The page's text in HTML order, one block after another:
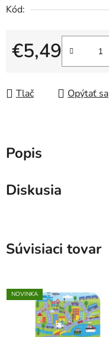
Kód:
€5,49
Jednotková cena:
Tlač Opýtať sa
Popis
Diskusia
Súvisiaci tovar
NOVINKA